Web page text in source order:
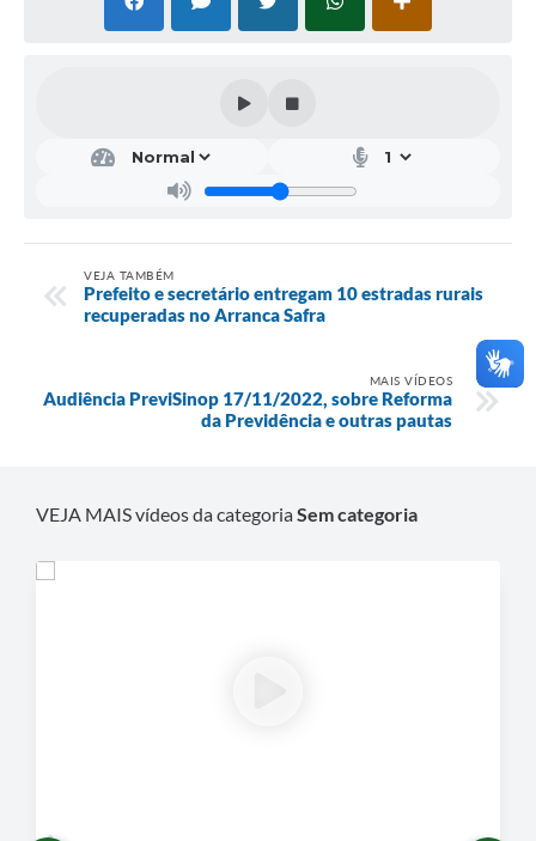
VEJA TAMBÉM
Prefeito e secretário entregam 10 estradas rurais
recuperadas no Arranca Safra
MAIS VÍDEOS
Audiência PreviSinop 17/11/2022, sobre Reforma
da Previdência e outras pautas
VEJA MAIS vídeos da categoriaSem categoria